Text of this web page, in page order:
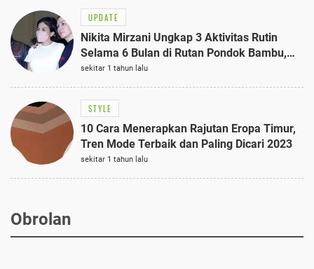
UPDATE
Nikita Mirzani Ungkap 3 Aktivitas Rutin
Selama 6 Bulan di Rutan Pondok Bambu,
Terungkap!
sekitar 1 tahun lalu
STYLE
10 Cara Menerapkan Rajutan Eropa Timur,
Tren Mode Terbaik dan Paling Dicari 2023
sekitar 1 tahun lalu
Obrolan